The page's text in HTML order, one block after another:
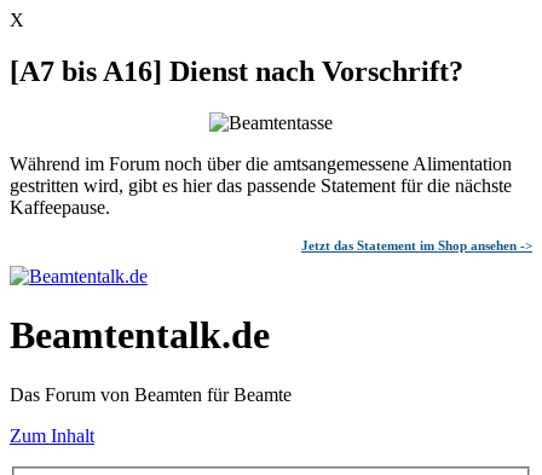
X
[A7 bis A16] Dienst nach Vorschrift?
Während im Forum noch über die amtsangemessene Alimentation
gestritten wird, gibt es hier das passende Statement für die nächste
Kaffeepause.
Jetzt das Statement im Shop ansehen ->
Beamtentalk.de
Das Forum von Beamten für Beamte
Zum Inhalt